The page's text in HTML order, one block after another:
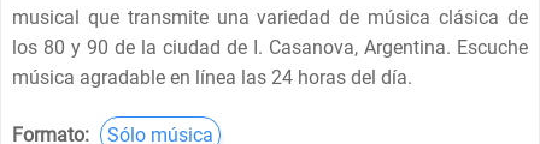
musical que transmite una variedad de música clásica de
los 80 y 90 de la ciudad de I. Casanova, Argentina. Escuche
música agradable en línea las 24 horas del día.
Formato: Sólo música